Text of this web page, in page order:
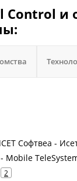
Control
Софтвеа -
2